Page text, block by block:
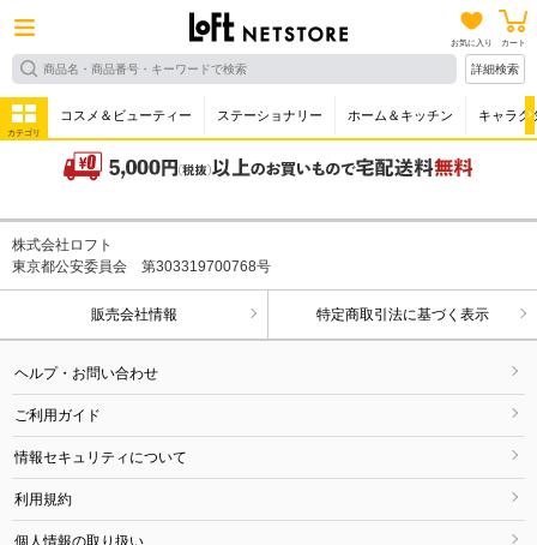
お気に入り カート
詳細検索
カテゴリ
コスメ＆ビューティー ステーショナリー ホーム＆キッチン キャラク
株式会社ロフト
東京都公安委員会 第303319700768号
販売会社情報 特定商取引法に基づく表示
ヘルプ・お問い合わせ
ご利用ガイド
情報セキュリティについて
利用規約
個人情報の取り扱い